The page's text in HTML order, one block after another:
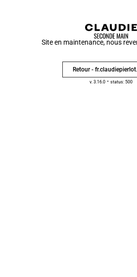
Site en maintenance, nous
Retour -
v. 3.16.0- status: 500